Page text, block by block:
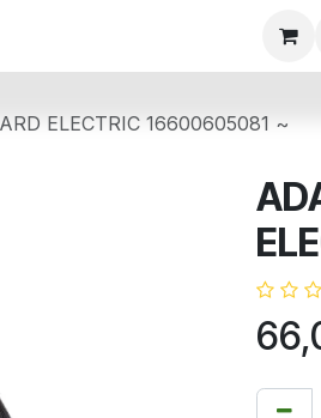
ELECTRIC 16600605081 ~